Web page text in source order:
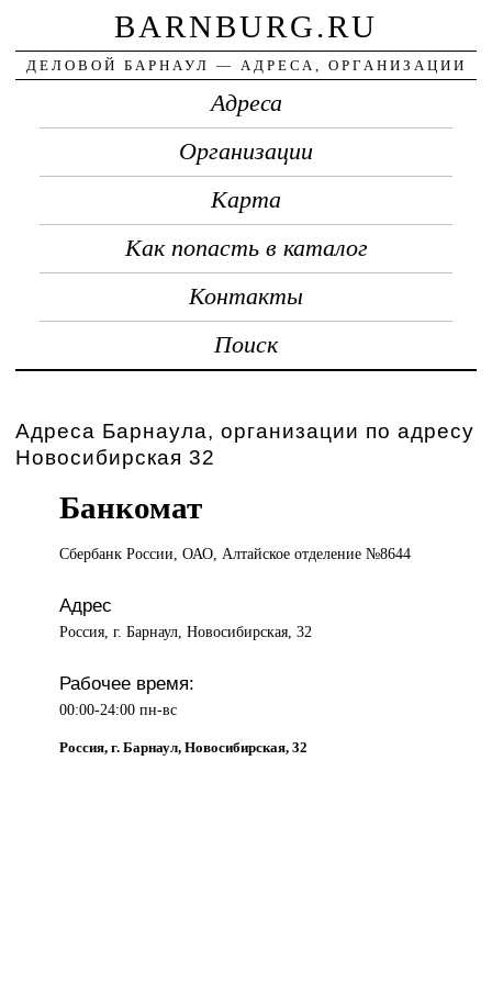
BARNBURG.RU
ДЕЛОВОЙ БАРНАУЛ — АДРЕСА, ОРГАНИЗАЦИИ
Адреса
Организации
Карта
Как попасть в каталог
Контакты
Поиск
Адреса Барнаула, организации по адресу
Новосибирская 32
Банкомат
Сбербанк России,ОАО, Алтайское отделение №8644
Адрес
Россия, г. Барнаул, Новосибирская, 32
Рабочее время:
00:00-24:00 пн-вс
Россия, г. Барнаул, Новосибирская, 32